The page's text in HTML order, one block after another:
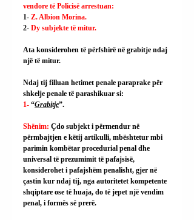
vendore të Policisë arrestuan:
1- Z. Albion Morina.
2- Dy subjekte të mitur.
Ata konsiderohen të përfshirë në grabitje ndaj
një të mitur.
Ndaj tij filluan hetimet penale paraprake për
shkelje penale të parashikuar si:
1- “Grabitje”.
Shënim: Çdo subjekt i përmendur në
përmbajtjen e këtij artikulli, mbështetur mbi
parimin kombëtar procedurial penal dhe
universal të prezumimit të pafajsisë,
konsiderohet i pafajshëm penalisht, gjer në
çastin kur ndaj tij, nga autoritetet kompetente
shqiptare ose të huaja, do të jepet një vendim
penal, i formës së prerë.